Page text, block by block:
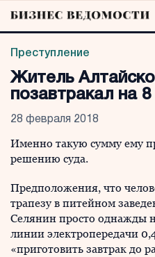
Преступление
Житель
позавтракал на
28 февраля 2018
Именно такую сумму ему
решению суда.
Предположения, что
трапезу в питейном
Селянин просто однажды
линии электропередачи
«приготовить завтрак до